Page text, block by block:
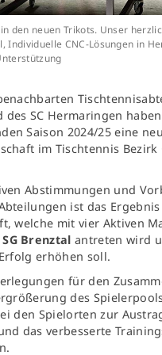
den neuen Trikots. Unser
Individuelle CNC-Lösungen in
des SC Hermaringen
Saison 2024/25 eine
im Tischtennis Bezirk
Abstimmungen und
ist das
welche mit vier Aktiven
SG Brenztal antreten wird
erhöhen soll.
für den
des
den Spielorten zur
das verbesserte